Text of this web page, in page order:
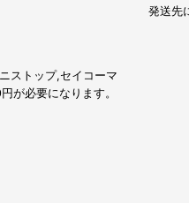
ストップ,セイコーマ
が必要になります。
発送先